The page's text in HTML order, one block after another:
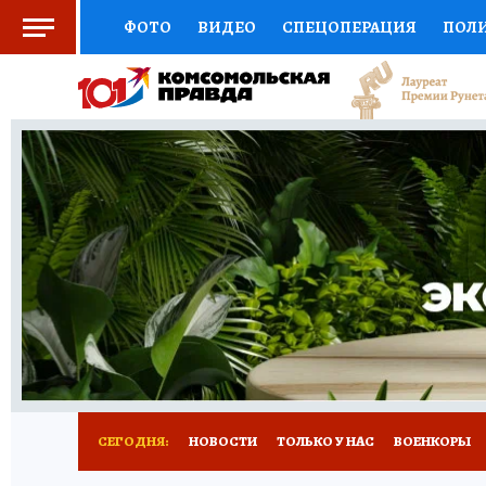
ФОТО ВИДЕО СПЕЦОПЕРАЦИЯ
СОЦПОДДЕРЖКА НАУКА СПОРТ
ВЫБОР ЭКСПЕРТОВ ДОКТОР
КНИЖНАЯ ПОЛКА ПРОГНОЗЫ НА СПОРТ
ПРЕСС-ЦЕНТР НЕДВИЖИМОСТЬ
РАДИО КП РЕКЛАМА ТЕСТЫ НОВОЕ
СЕГОДНЯ: НОВОСТИ ТОЛЬКО У НАС ВОЕНКОРЫ